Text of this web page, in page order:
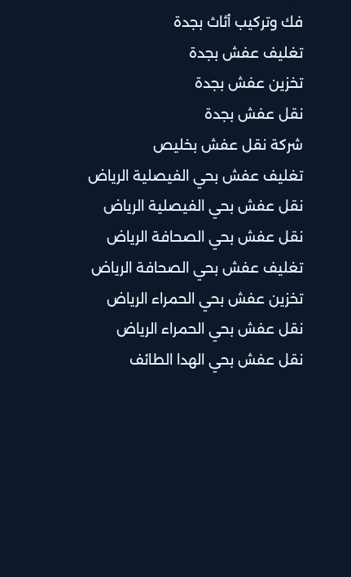
فك وتركيب أثاث بجدة
تغليف عفش بجدة
تخزين عفش بجدة
نقل عفش بجدة
شركة نقل عفش بخليص
تغليف عفش بحي الفيصلية الرياض
نقل عفش بحي الفيصلية الرياض
نقل عفش بحي الصحافة الرياض
تغليف عفش بحي الصحافة الرياض
تخزين عفش بحي الحمراء الرياض
نقل عفش بحي الحمراء الرياض
نقل عفش بحي الهدا الطائف